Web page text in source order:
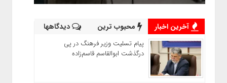
آخرین اخبار محبوب ترین دیدگاهها
پیام تسلیت وزیر فرهنگ در پی
درگذشت ابوالقاسم قاسم‌زاده